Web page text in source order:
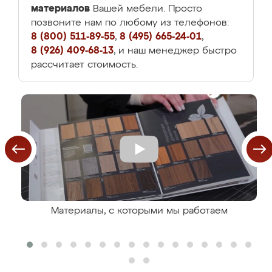
материалов Вашей мебели. Просто
позвоните нам по любому из телефонов:
8 (800) 511-89-55, 8 (495) 665-24-01,
8 (926) 409-68-13, и наш менеджер быстро
рассчитает стоимость.
Материалы, с которыми мы работаем